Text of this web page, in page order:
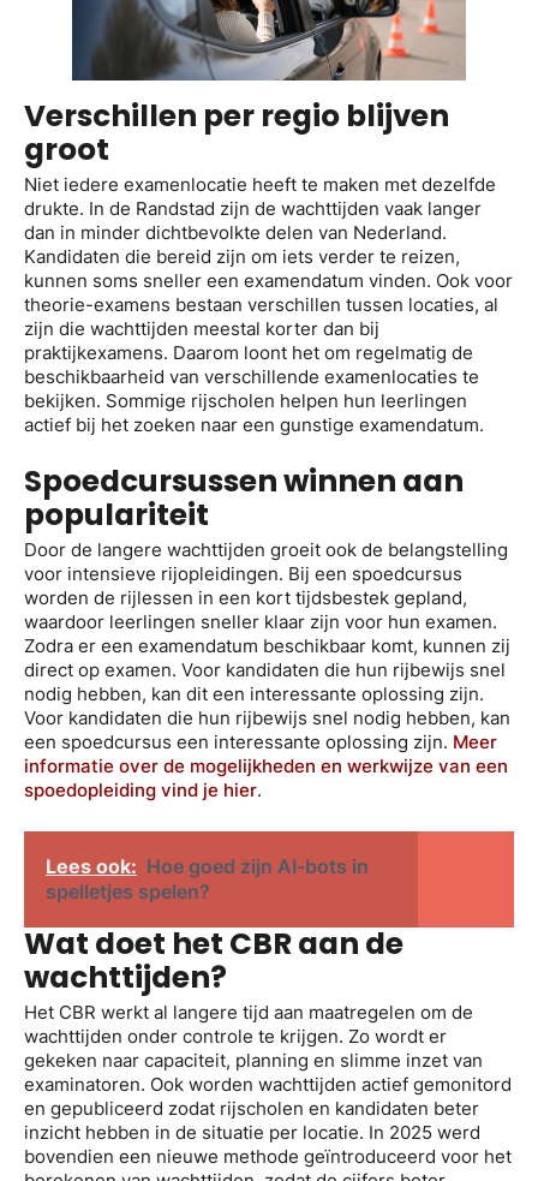
Verschillen per regio blijven
groot
Niet iedere examenlocatie heeft te maken met dezelfde
drukte. In de Randstad zijn de wachttijden vaak langer
dan in minder dichtbevolkte delen van Nederland.
Kandidaten die bereid zijn om iets verder te reizen,
kunnen soms sneller een examendatum vinden. Ook voor
theorie-examens bestaan verschillen tussen locaties, al
zijn die wachttijden meestal korter dan bij
praktijkexamens. Daarom loont het om regelmatig de
beschikbaarheid van verschillende examenlocaties te
bekijken. Sommige rijscholen helpen hun leerlingen
actief bij het zoeken naar een gunstige examendatum.
Spoedcursussen winnen aan
populariteit
Door de langere wachttijden groeit ook de belangstelling
voor intensieve rijopleidingen. Bij een spoedcursus
worden de rijlessen in een kort tijdsbestek gepland,
waardoor leerlingen sneller klaar zijn voor hun examen.
Zodra er een examendatum beschikbaar komt, kunnen zij
direct op examen. Voor kandidaten die hun rijbewijs snel
nodig hebben, kan dit een interessante oplossing zijn.
Voor kandidaten die hun rijbewijs snel nodig hebben, kan
een spoedcursus een interessante oplossing zijn. Meer
informatie over de mogelijkheden en werkwijze van een
spoedopleiding vind je hier.
Lees ook: Hoe goed zijn AI-bots in
spelletjes spelen?
Wat doet het CBR aan de
wachttijden?
Het CBR werkt al langere tijd aan maatregelen om de
wachttijden onder controle te krijgen. Zo wordt er
gekeken naar capaciteit, planning en slimme inzet van
examinatoren. Ook worden wachttijden actief gemonitord
en gepubliceerd zodat rijscholen en kandidaten beter
inzicht hebben in de situatie per locatie. In 2025 werd
bovendien een nieuwe methode geïntroduceerd voor het